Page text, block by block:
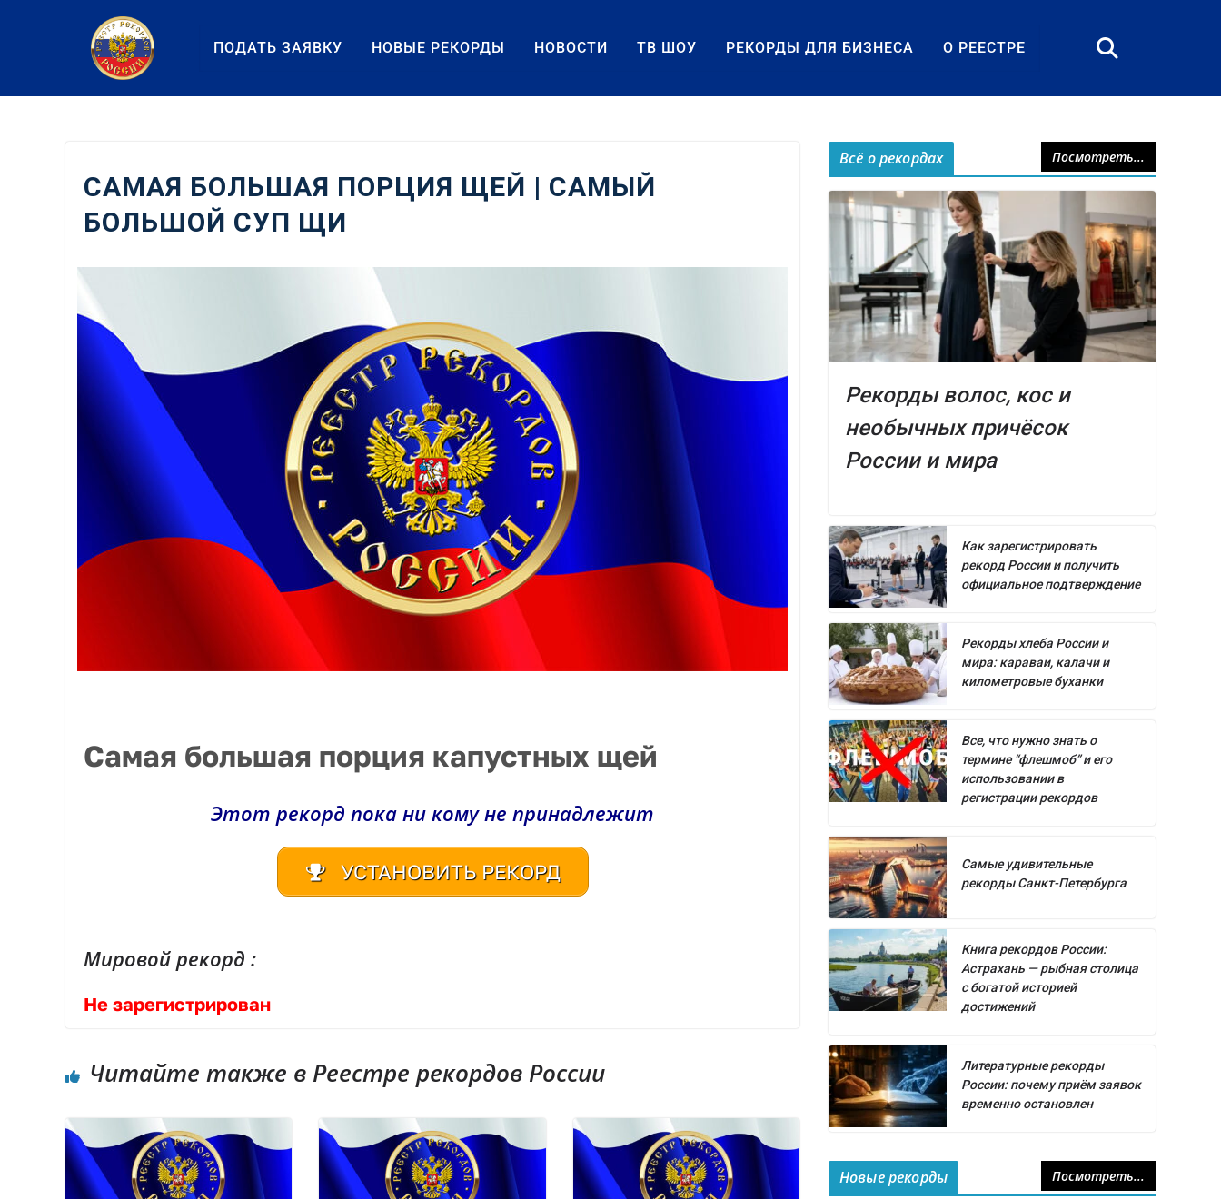
содержанию
ПОДАТЬ ЗАЯВКУ НОВЫЕ РЕКОРДЫ НОВОСТИ ТВ ШОУ РЕКОРДЫ ДЛЯ БИЗНЕСА О РЕЕСТРЕ
САМАЯ БОЛЬШАЯ ПОРЦИЯ ЩЕЙ | САМЫЙ
БОЛЬШОЙ СУП ЩИ
Самая большая порция капустных щей
Этот рекорд пока ни кому не принадлежит
УСТАНОВИТЬ РЕКОРД
Мировой рекорд :
Не зарегистрирован
Читайте также в Реестре рекордов России
Всё о рекордах Посмотреть...
Рекорды волос, кос и
необычных причёсок
России и мира
Как зарегистрировать
рекорд России и получить
официальное подтверждение
Рекорды хлеба России и
мира: караваи, калачи и
километровые буханки
Все, что нужно знать о
термине “флешмоб” и его
использовании в
регистрации рекордов
Самые удивительные
рекорды Санкт-Петербурга
Книга рекордов России:
Астрахань — рыбная столица
с богатой историей
достижений
Литературные рекорды
России: почему приём заявок
временно остановлен
Новые рекорды Посмотреть...